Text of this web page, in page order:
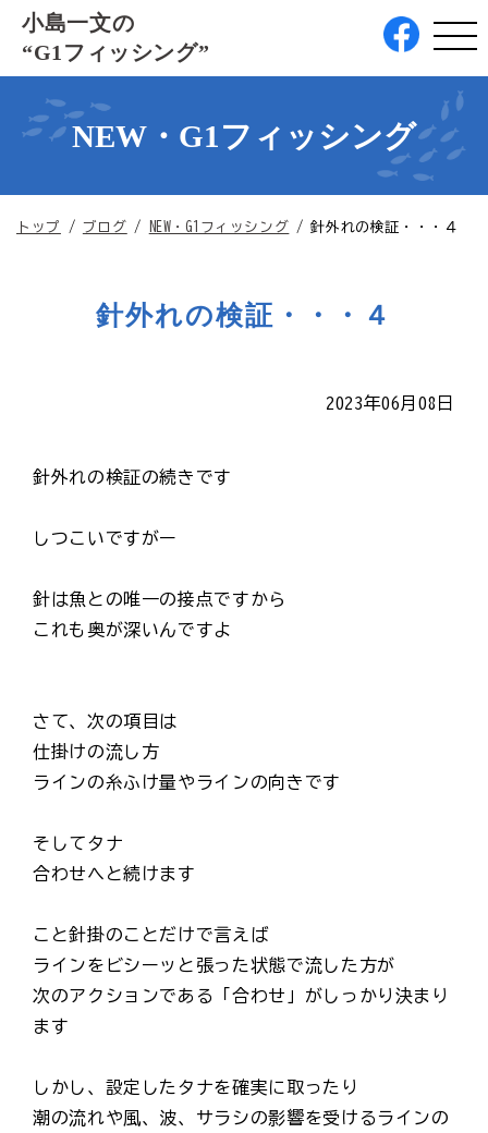
このページの本文へ
小島一文の
“G1フィッシング”
NEW・G1フィッシング
現
トップ / ブログ / NEW・G1フィッシング /針外れの検証・・・４
針外れの検証・・・４
2023年06月08日
針外れの検証の続きです
しつこいですがー
針は魚との唯一の接点ですから
これも奥が深いんですよ
さて、次の項目は
仕掛けの流し方
ラインの糸ふけ量やラインの向きです
そしてタナ
合わせへと続けます
こと針掛のことだけで言えば
ラインをビシーッと張った状態で流した方が
次のアクションである「合わせ」がしっかり決まり
ます
しかし、設定したタナを確実に取ったり
潮の流れや風、波、サラシの影響を受けるラインの